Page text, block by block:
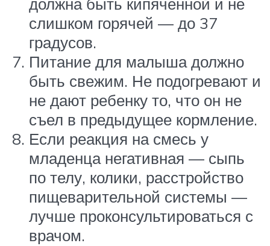
слишком горячей — до 37
градусов.
Питание для малыша должно
быть свежим. Не подогревают и
не дают ребенку то, что он не
съел в предыдущее кормление.
Если реакция на смесь у
младенца негативная — сыпь
по телу, колики, расстройство
пищеварительной системы —
лучше проконсультироваться с
врачом.